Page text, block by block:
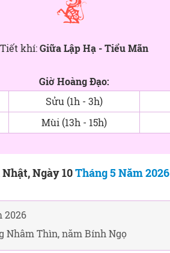
Tiết khí:Giữa Lập Hạ - Tiểu Mãn
Giờ Hoàng Đạo:
Sửu (1h - 3h)
Mùi (13h - 15h)
Ngày 10Tháng 5 Năm 2026
2026
Nhâm Thìn, năm Bính Ngọ